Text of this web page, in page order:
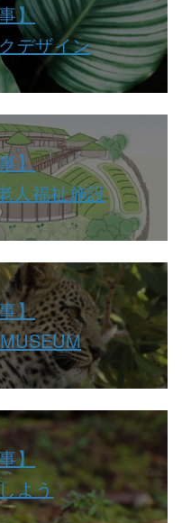
】
デザイン
】
人福祉施設
】
】
よう